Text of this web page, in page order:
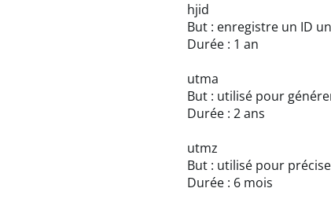
hjid
But : enregistre un ID
Durée : 1 an
utma
But : utilisé pour
Durée : 2 ans
utmz
But : utilisé pour
Durée : 6 mois